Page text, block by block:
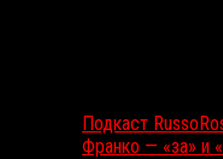
Подкаст
Франко — «за» и